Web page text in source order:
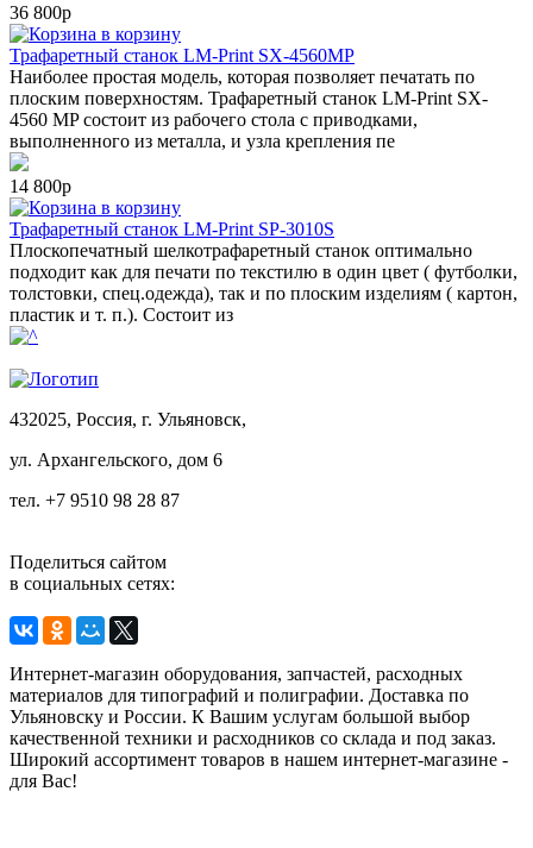
36 800р
в корзину
Трафаретный станок LM-Print SX-4560MP
Наиболее простая модель, которая позволяет печатать по
плоским поверхностям. Трафаретный станок LM-Print SX-
4560 MP состоит из рабочего стола с приводками,
выполненного из металла, и узла крепления пе
14 800р
в корзину
Трафаретный станок LM-Print SP-3010S
Плоскопечатный шелкотрафаретный станок оптимально
подходит как для печати по текстилю в один цвет ( футболки,
толстовки, спец.одежда), так и по плоским изделиям ( картон,
пластик и т. п.). Состоит из
432025, Россия, г. Ульяновск,
ул. Архангельского, дом 6
тел. +7 9510 98 28 87
Поделиться сайтом
в социальных сетях:
Интернет-магазин оборудования, запчастей, расходных
материалов для типографий и полиграфии. Доставка по
Ульяновску и России. К Вашим услугам большой выбор
качественной техники и расходников со склада и под заказ.
Широкий ассортимент товаров в нашем интернет-магазине -
для Вас!